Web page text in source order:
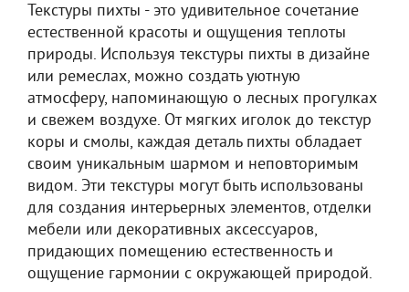
Текстуры пихты - это удивительное сочетание
естественной красоты и ощущения теплоты
природы. Используя текстуры пихты в дизайне
или ремеслах, можно создать уютную
атмосферу, напоминающую о лесных прогулках
и свежем воздухе. От мягких иголок до текстур
коры и смолы, каждая деталь пихты обладает
своим уникальным шармом и неповторимым
видом. Эти текстуры могут быть использованы
для создания интерьерных элементов, отделки
мебели или декоративных аксессуаров,
придающих помещению естественность и
ощущение гармонии с окружающей природой.